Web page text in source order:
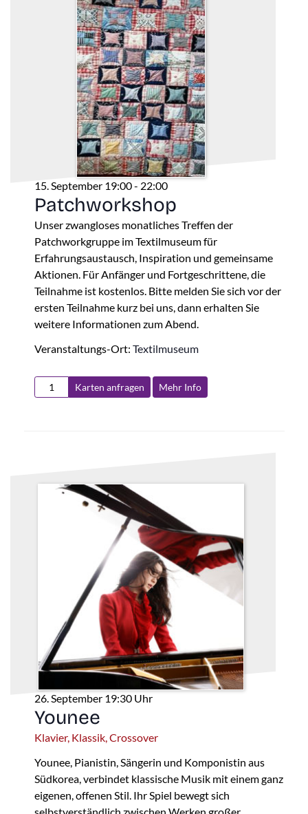
15. September 19:00- 22:00
Patchworkshop
Unser zwangloses monatliches Treffen der
Patchworkgruppe im Textilmuseum für
Erfahrungsaustausch, Inspiration und gemeinsame
Aktionen. Für Anfänger und Fortgeschrittene, die
Teilnahme ist kostenlos. Bitte melden Sie sich vor der
ersten Teilnahme kurz bei uns, dann erhalten Sie
weitere Informationen zum Abend.
Veranstaltungs-Ort: Textilmuseum
Karten anfragen Mehr Info
26. September 19:30 Uhr
Younee
Klavier, Klassik, Crossover
Younee, Pianistin, Sängerin und Komponistin aus
Südkorea, verbindet klassische Musik mit einem ganz
eigenen, offenen Stil. Ihr Spiel bewegt sich